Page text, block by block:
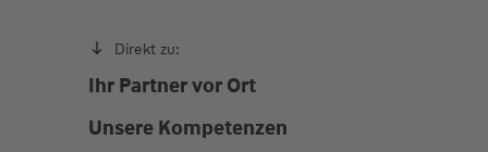
Direkt zu:
Ihr Partner vor Ort
Unsere Kompetenzen